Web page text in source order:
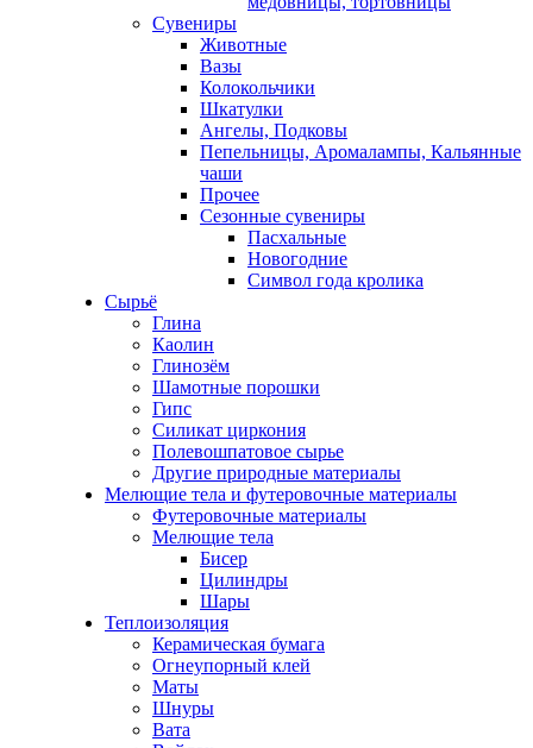
Сувениры
Животные
Вазы
Колокольчики
Шкатулки
Ангелы, Подковы
Пепельницы, Аромалампы, Кальянные
чаши
Прочее
Сезонные сувениры
Пасхальные
Новогодние
Символ года кролика
Сырьё
Глина
Каолин
Глинозём
Шамотные порошки
Гипс
Силикат циркония
Полевошпатовое сырье
Другие природные материалы
Мелющие тела и футеровочные материалы
Футеровочные материалы
Мелющие тела
Бисер
Цилиндры
Шары
Теплоизоляция
Керамическая бумага
Огнеупорный клей
Маты
Шнуры
Вата